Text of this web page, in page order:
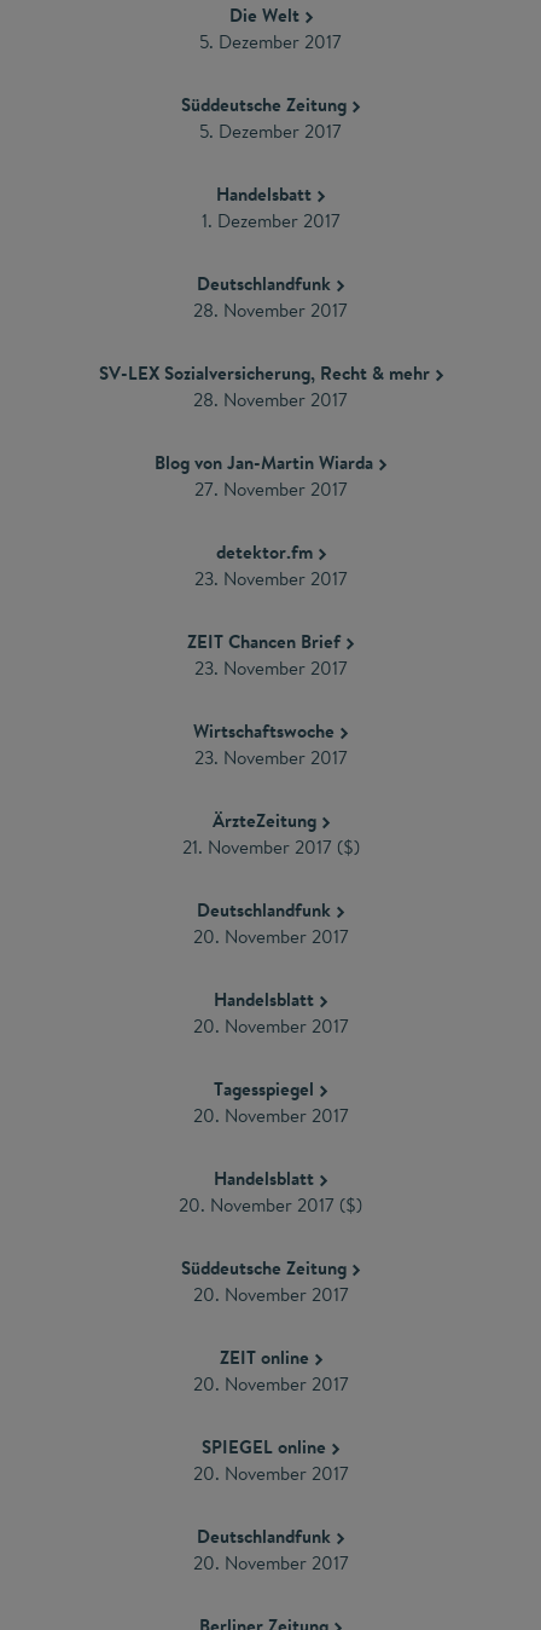
Die Welt
5. Dezember 2017
Süddeutsche Zeitung
5. Dezember 2017
Handelsbatt
1. Dezember 2017
Deutschlandfunk
28. November 2017
SV-LEX Sozialversicherung, Recht & mehr
28. November 2017
Blog von Jan-Martin Wiarda
27. November 2017
detektor.fm
23. November 2017
ZEIT Chancen Brief
23. November 2017
Wirtschaftswoche
23. November 2017
ÄrzteZeitung
21. November 2017 ($)
Deutschlandfunk
20. November 2017
Handelsblatt
20. November 2017
Tagesspiegel
20. November 2017
Handelsblatt
20. November 2017 ($)
Süddeutsche Zeitung
20. November 2017
ZEIT online
20. November 2017
SPIEGEL online
20. November 2017
Deutschlandfunk
20. November 2017